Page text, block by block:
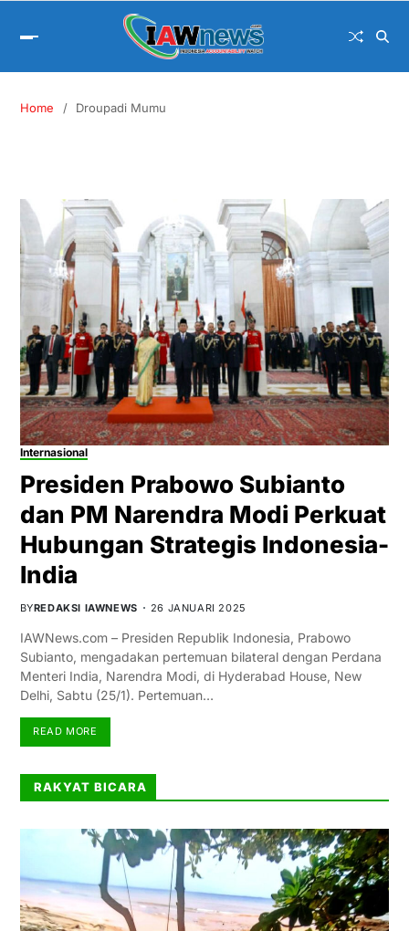
Home Droupadi Mumu
Internasional
Presiden Prabowo Subianto
dan PM Narendra Modi Perkuat
Hubungan Strategis Indonesia-
India
BYREDAKSI IAWNEWS 26 JANUARI 2025
IAWNews.com – Presiden Republik Indonesia, Prabowo
Subianto, mengadakan pertemuan bilateral dengan Perdana
Menteri India, Narendra Modi, di Hyderabad House, New
Delhi, Sabtu (25/1). Pertemuan…
READ MORE
RAKYAT BICARA